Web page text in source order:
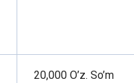
20,000 O’z. So’m